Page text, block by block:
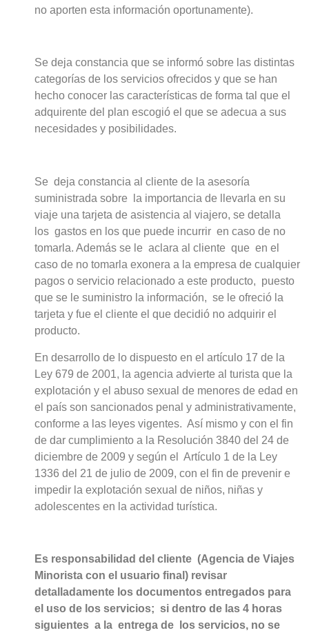
no aporten esta información oportunamente).
Se deja constancia que se informó sobre las distintas
categorías de los servicios ofrecidos y que se han
hecho conocer las características de forma tal que el
adquirente del plan escogió el que se adecua a sus
necesidades y posibilidades.
Se deja constancia al cliente de la asesoría
suministrada sobre la importancia de llevarla en su
viaje una tarjeta de asistencia al viajero, se detalla
los gastos en los que puede incurrir en caso de no
tomarla. Además se le aclara al cliente que en el
caso de no tomarla exonera a la empresa de cualquier
pagos o servicio relacionado a este producto, puesto
que se le suministro la información, se le ofreció la
tarjeta y fue el cliente el que decidió no adquirir el
producto.
En desarrollo de lo dispuesto en el artículo 17 de la
Ley 679 de 2001, la agencia advierte al turista que la
explotación y el abuso sexual de menores de edad en
el país son sancionados penal y administrativamente,
conforme a las leyes vigentes. Así mismo y con el fin
de dar cumplimiento a la Resolución 3840 del 24 de
diciembre de 2009 y según el Artículo 1 de la Ley
1336 del 21 de julio de 2009, con el fin de prevenir e
impedir la explotación sexual de niños, niñas y
adolescentes en la actividad turística.
Es responsabilidad del cliente (Agencia de Viajes
Minorista con el usuario final) revisar
detalladamente los documentos entregados para
el uso de los servicios; si dentro de las 4 horas
siguientes a la entrega de los servicios, no se